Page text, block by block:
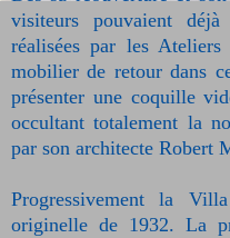
visiteurs pouvaient
réalisées par les
mobilier de retour dans
présenter une coquille
occultant totalement la
par son architecte Robert
Progressivement la
originelle de 1932. La